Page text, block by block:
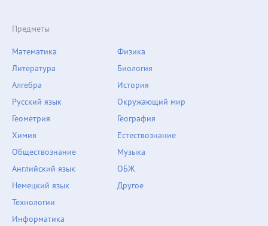
Предметы
Математика
Литература
Алгебра
Русский язык
Геометрия
Химия
Физика
Биология
История
Окружающий мир
География
Естествознание
Обществознание
Английский язык
Немецкий язык
Технологии
Информатика
Музыка
ОБЖ
Другое